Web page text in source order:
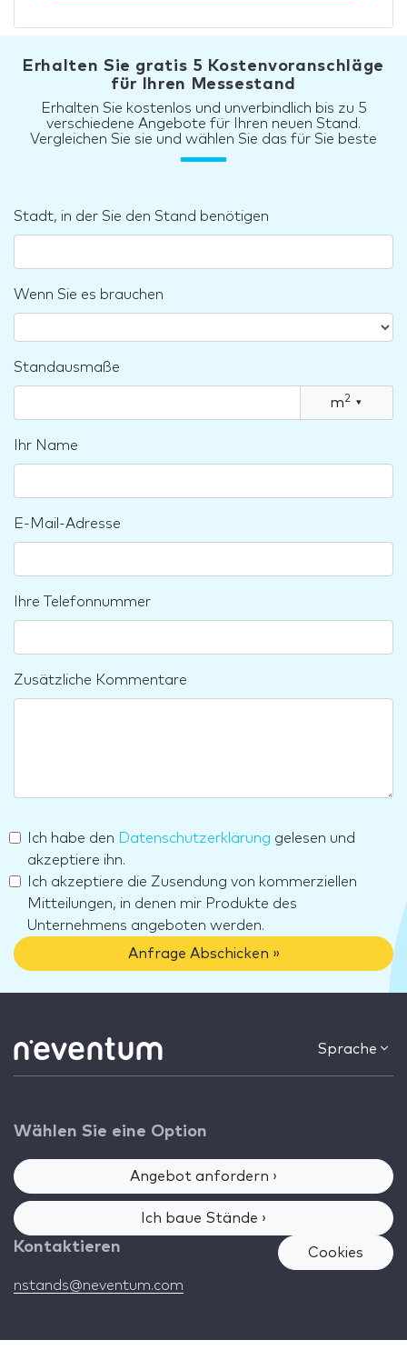
Erhalten Sie gratis 5 Kostenvoranschläge
für Ihren Messestand
Erhalten Sie kostenlos und unverbindlich bis zu 5
verschiedene Angebote für Ihren neuen Stand.
Vergleichen Sie sie und wählen Sie das für Sie beste
Stadt, in der Sie den Stand benötigen
Wenn Sie es brauchen
Standausmaße
m2 ▾
Ihr Name
E-Mail-Adresse
Ihre Telefonnummer
Zusätzliche Kommentare
Ich habe den Datenschutzerklärung gelesen und
akzeptiere ihn.
Ich akzeptiere die Zusendung von kommerziellen
Mitteilungen, in denen mir Produkte des
Unternehmens angeboten werden.
Anfrage Abschicken »
Sprache
Wählen Sie eine Option
Angebot anfordern ›
Ich baue Stände ›
Kontaktieren
nstands@neventum.com
Cookies